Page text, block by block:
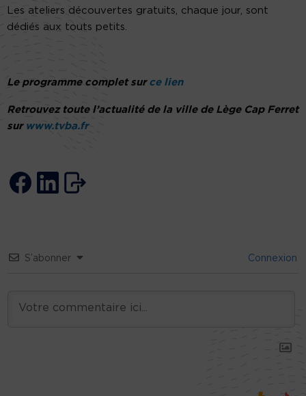
Les ateliers découvertes gratuits, chaque jour, sont
dédiés aux touts petits.
Le programme complet sur ce lien
Retrouvez toute l’actualité de la ville de Lège Cap Ferret
sur www.tvba.fr
S’abonner Connexion